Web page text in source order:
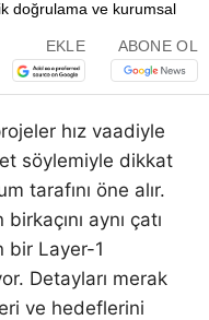
EKLE ABONE OL
hız vaadiyle
söylemiyle dikkat
tarafını öne alır.
aynı çatı
bir Layer-1
Detayları merak
ve hedeflerini